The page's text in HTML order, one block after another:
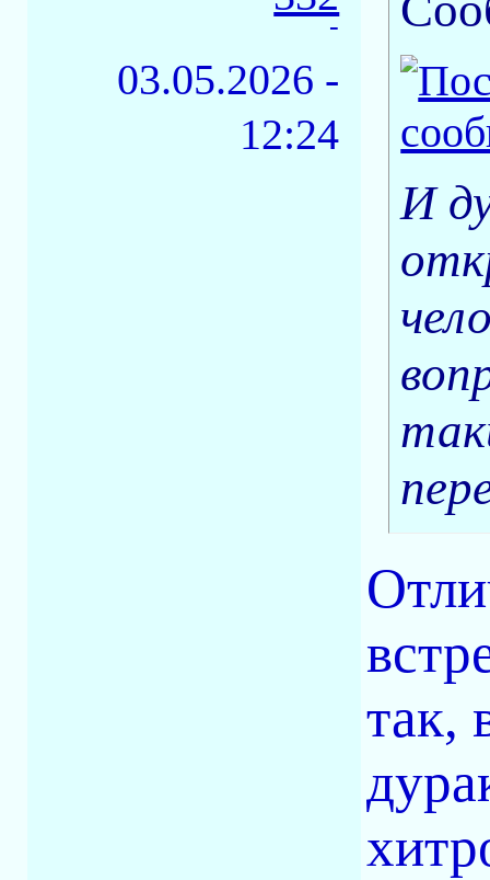
-
03.05.2026 -
12:24
И
так,